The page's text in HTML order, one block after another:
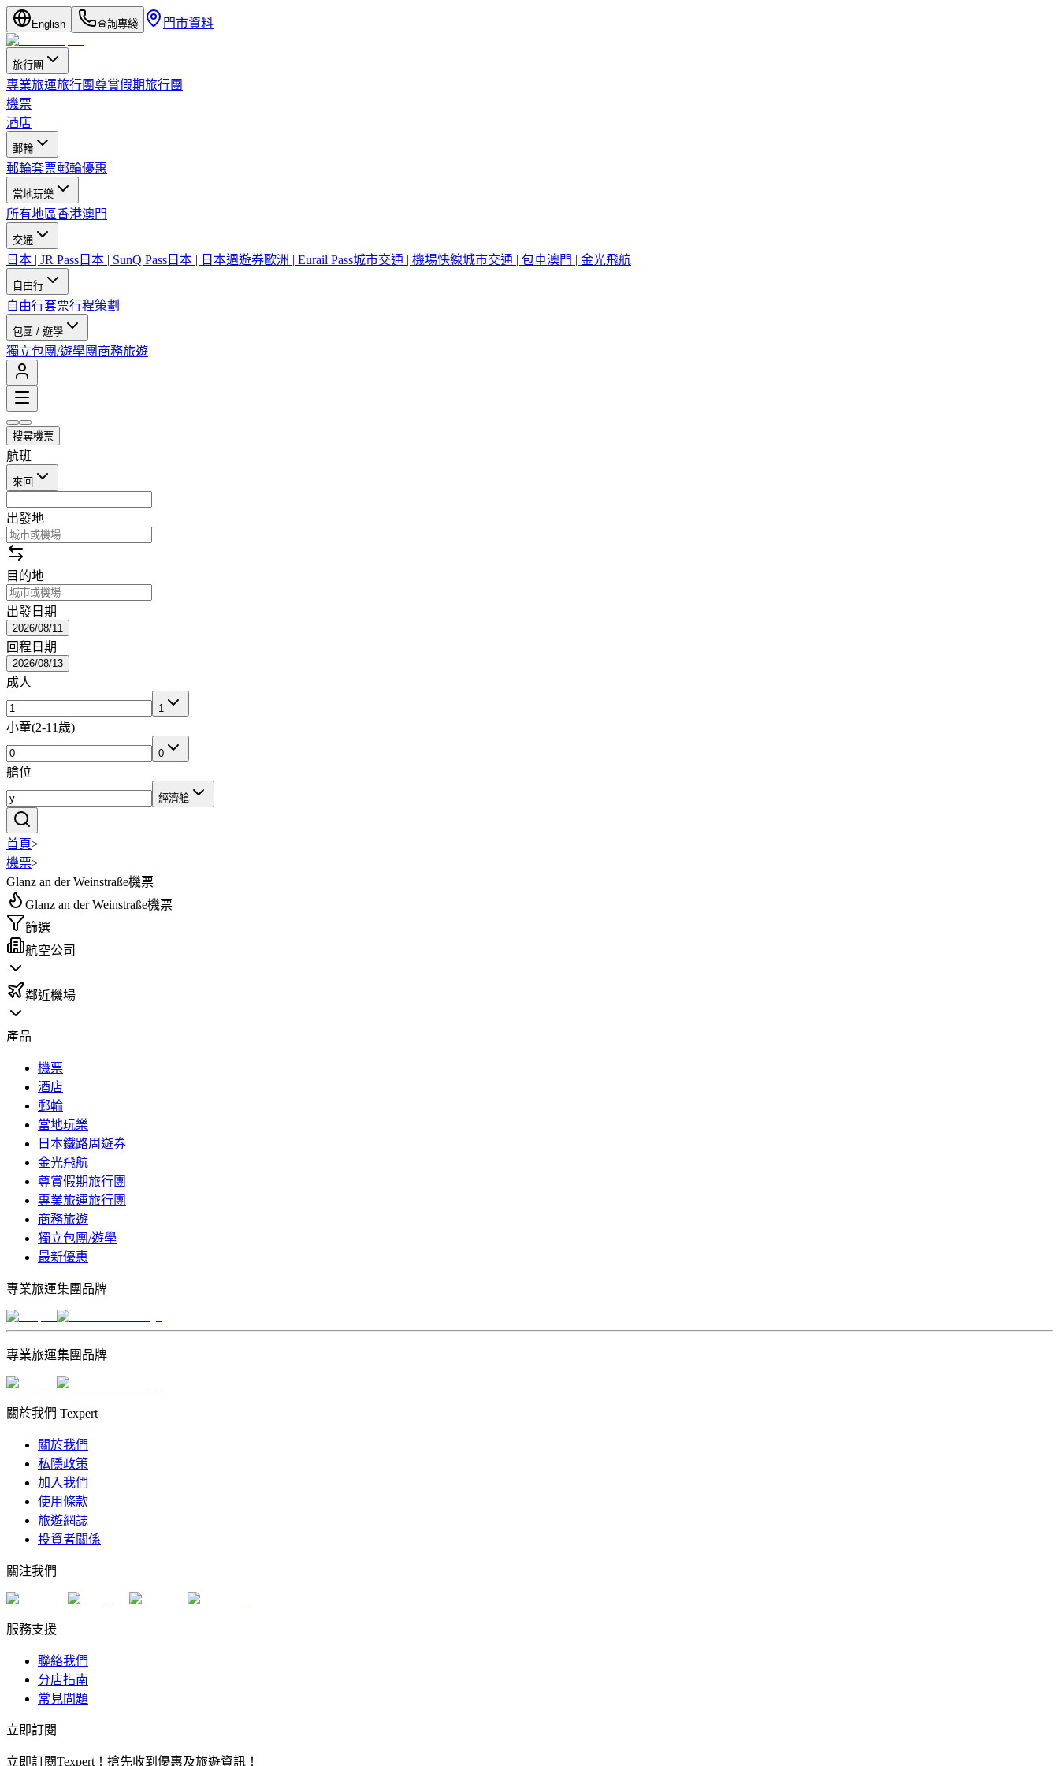
English 查詢專綫 門市資料
旅行團
專業旅運旅行團尊賞假期旅行團
機票
酒店
郵輪
郵輪套票郵輪優惠
當地玩樂
所有地區香港澳門
交通
日本 | JR Pass 日本 | SunQ Pass 日本 | 日本週遊券歐洲 | Eurail Pass城市交通 | 機場快線城市交通 | 包車澳門 | 金光飛航
自由行
自由行套票行程策劃
包團 / 遊學
獨立包團/遊學團 商務旅遊
搜尋機票
航班
來回
出發地
目的地
出發日期
2026/08/11
回程日期
2026/08/13
成人
1
小童(2-11歲)
0
艙位
經濟艙
首頁>
機票>
Glanz an der Weinstraße機票
Glanz an der Weinstraße機票
篩選
航空公司
鄰近機場
產品
機票
酒店
郵輪
當地玩樂
日本鐵路周遊券
金光飛航
尊賞假期旅行團
專業旅運旅行團
商務旅遊
獨立包團/遊學
最新優惠
專業旅運集團品牌
專業旅運集團品牌
關於我們 Texpert
關於我們
私隱政策
加入我們
使用條款
旅遊網誌
投資者關係
關注我們
服務支援
聯絡我們
分店指南
常見問題
立即訂閱
立即訂閱Texpert！搶先收到優惠及旅遊資訊！